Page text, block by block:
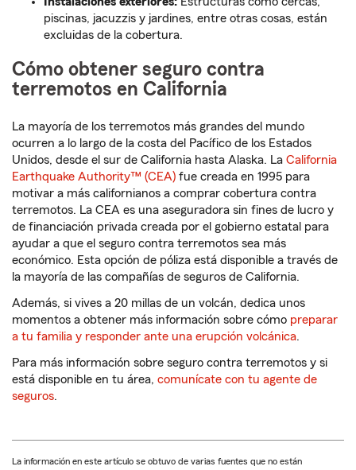
piscinas, jacuzzis y jardines, entre otras cosas, están
excluidas de la cobertura.
Cómo obtener seguro contra
terremotos en California
La mayoría de los terremotos más grandes del mundo
ocurren a lo largo de la costa del Pacífico de los Estados
Unidos, desde el sur de California hasta Alaska. La California
Earthquake Authority™ (CEA) fue creada en 1995 para
motivar a más californianos a comprar cobertura contra
terremotos. La CEA es una aseguradora sin fines de lucro y
de financiación privada creada por el gobierno estatal para
ayudar a que el seguro contra terremotos sea más
económico. Esta opción de póliza está disponible a través de
la mayoría de las compañías de seguros de California.
Además, si vives a 20 millas de un volcán, dedica unos
momentos a obtener más información sobre cómo preparar
a tu familia y responder ante una erupción volcánica.
Para más información sobre seguro contra terremotos y si
está disponible en tu área, comunícate con tu agente de
seguros.
La información en este artículo se obtuvo de varias fuentes que no están